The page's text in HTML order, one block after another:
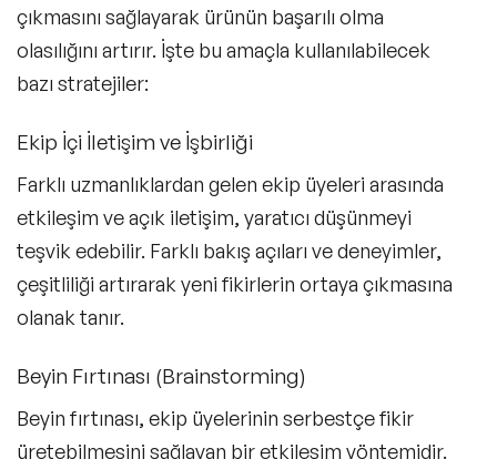
çıkmasını sağlayarak ürünün başarılı olma
olasılığını artırır. İşte bu amaçla kullanılabilecek
bazı stratejiler:
Ekip İçi İletişim ve İşbirliği
Farklı uzmanlıklardan gelen ekip üyeleri arasında
etkileşim ve açık iletişim, yaratıcı düşünmeyi
teşvik edebilir. Farklı bakış açıları ve deneyimler,
çeşitliliği artırarak yeni fikirlerin ortaya çıkmasına
olanak tanır.
Beyin Fırtınası (Brainstorming)
Beyin fırtınası, ekip üyelerinin serbestçe fikir
üretebilmesini sağlayan bir etkileşim yöntemidir.